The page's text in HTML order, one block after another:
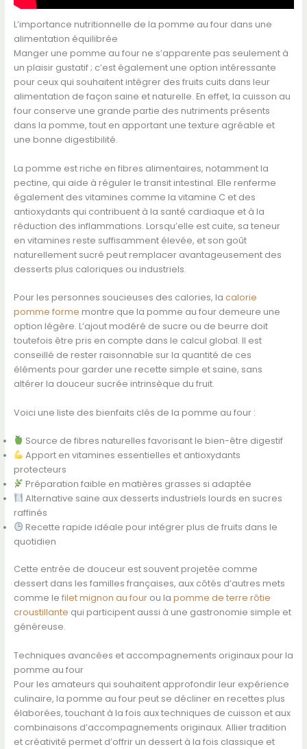
L’importance nutritionnelle de la pomme au four dans une
alimentation équilibrée
Manger une pomme au four ne s’apparente pas seulement à
un plaisir gustatif ; c’est également une option intéressante
pour ceux qui souhaitent intégrer des fruits cuits dans leur
alimentation de façon saine et naturelle. En effet, la cuisson au
four conserve une grande partie des nutriments présents
dans la pomme, tout en apportant une texture agréable et
une bonne digestibilité.
La pomme est riche en fibres alimentaires, notamment la
pectine, qui aide à réguler le transit intestinal. Elle renferme
également des vitamines comme la vitamine C et des
antioxydants qui contribuent à la santé cardiaque et à la
réduction des inflammations. Lorsqu’elle est cuite, sa teneur
en vitamines reste suffisamment élevée, et son goût
naturellement sucré peut remplacer avantageusement des
desserts plus caloriques ou industriels.
Pour les personnes soucieuses des calories, la calorie
pomme forme montre que la pomme au four demeure une
option légère. L’ajout modéré de sucre ou de beurre doit
toutefois être pris en compte dans le calcul global. Il est
conseillé de rester raisonnable sur la quantité de ces
éléments pour garder une recette simple et saine, sans
altérer la douceur sucrée intrinsèque du fruit.
Voici une liste des bienfaits clés de la pomme au four :
Source de fibres naturelles favorisant le bien-être digestif
Apport en vitamines essentielles et antioxydants
protecteurs
Préparation faible en matières grasses si adaptée
Alternative saine aux desserts industriels lourds en sucres
raffinés
Recette rapide idéale pour intégrer plus de fruits dans le
quotidien
Cette entrée de douceur est souvent projetée comme
dessert dans les familles françaises, aux côtés d’autres mets
comme le filet mignon au fourou la pomme de terre rôtie
croustillante qui participent aussi à une gastronomie simple et
généreuse.
Techniques avancées et accompagnements originaux pour la
pomme au four
Pour les amateurs qui souhaitent approfondir leur expérience
culinaire, la pomme au four peut se décliner en recettes plus
élaborées, touchant à la fois aux techniques de cuisson et aux
combinaisons d’accompagnements originaux. Allier tradition
et créativité permet d’offrir un dessert à la fois classique et